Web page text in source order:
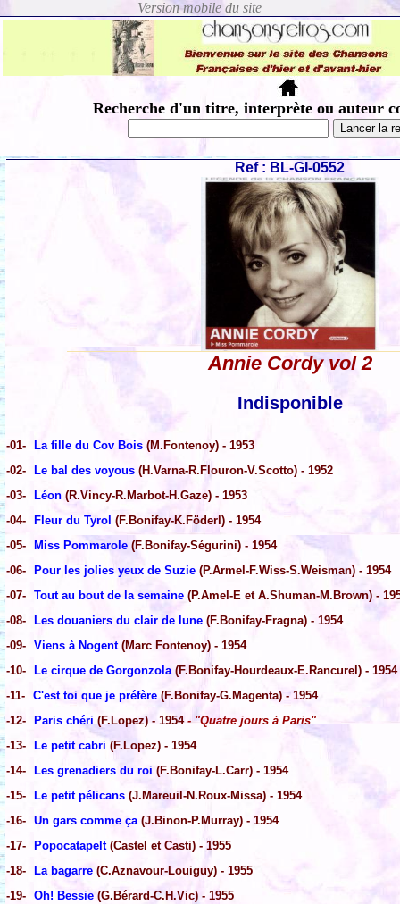
Recherche d'un titre, interprète ou auteur
Ref : BL-GI-0552
Annie Cordy vol 2
Indisponible
-01- La fille du Cov Bois (M.Fontenoy) - 1953
-02-
Le bal des voyous (H.Varna-R.Flouron-V.Scotto) - 1952
-03-
Léon (R.Vincy-R.Marbot-H.Gaze) - 1953
-04-
Fleur du Tyrol (F.Bonifay-K.Föderl) - 1954
-05-
Miss Pommarole (F.Bonifay-Ségurini) - 1954
-06-
Pour les jolies yeux de Suzie (P.Armel-F.Wiss-S.Weisman) - 1954
-07- Tout au bout de la semaine (P.Amel-E et A.Shuman-M.Brown) -
-08-
Les douaniers du clair de lune (F.Bonifay-Fragna) - 1954
-09- Viens à Nogent (Marc Fontenoy) - 1954
-10-
Le cirque de Gorgonzola(F.Bonifay-Hourdeaux-E.Rancurel) - 1954
-11- C'est toi que je préfère (F.Bonifay-G.Magenta) - 1954
-12-
Paris chéri(F.Lopez) - 1954- "Quatre jours à Paris"
-13-
Le petit cabri (F.Lopez) - 1954
-14-
Les grenadiers du roi (F.Bonifay-L.Carr) - 1954
-15-
Le petit pélicans (J.Mareuil-N.Roux-Missa) - 1954
-16- Un gars comme ça(J.Binon-P.Murray) - 1954
-17-
Popocatapelt(Castel et Casti) - 1955
-18-
La bagarre (C.Aznavour-Louiguy) - 1955
-19- Oh! Bessie (G.Bérard-C.H.Vic) - 1955